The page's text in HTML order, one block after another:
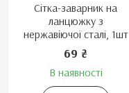
Сітка-заварник на
ланцюжку з
нержавіючої сталі, 1шт
69 ₴
В наявності